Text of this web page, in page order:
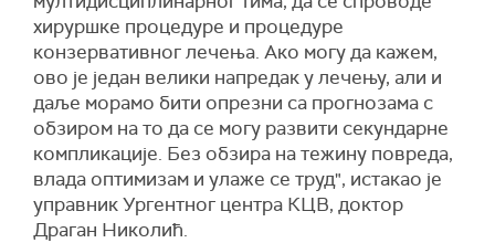
хируршке процедуре и процедуре
конзервативног лечења. Ако могу да кажем,
ово је један велики напредак у лечењу, али и
даље морамо бити опрезни са прогнозама с
обзиром на то да се могу развити секундарне
компликације. Без обзира на тежину повреда,
влада оптимизам и улаже се труд", истакао је
управник Ургентног центра КЦВ, доктор
Драган Николић.